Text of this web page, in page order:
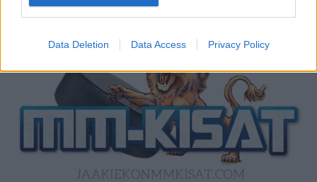
Data Deletion Data Access Privacy Policy